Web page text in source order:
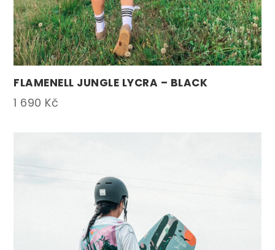
FLAMENELL JUNGLE LYCRA – BLACK
1 690 Kč